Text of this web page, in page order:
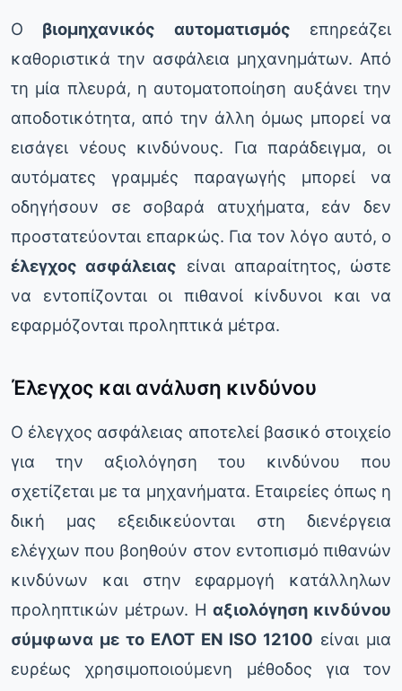
Ο βιομηχανικός αυτοματισμός επηρεάζει
καθοριστικά την ασφάλεια μηχανημάτων. Από
τη μία πλευρά, η αυτοματοποίηση αυξάνει την
αποδοτικότητα, από την άλλη όμως μπορεί να
εισάγει νέους κινδύνους. Για παράδειγμα, οι
αυτόματες γραμμές παραγωγής μπορεί να
οδηγήσουν σε σοβαρά ατυχήματα, εάν δεν
προστατεύονται επαρκώς. Για τον λόγο αυτό, ο
έλεγχος ασφάλειας είναι απαραίτητος, ώστε
να εντοπίζονται οι πιθανοί κίνδυνοι και να
εφαρμόζονται προληπτικά μέτρα.
Έλεγχος και ανάλυση κινδύνου
Ο έλεγχος ασφάλειας αποτελεί βασικό στοιχείο
για την αξιολόγηση του κινδύνου που
σχετίζεται με τα μηχανήματα. Εταιρείες όπως η
δική μας εξειδικεύονται στη διενέργεια
ελέγχων που βοηθούν στον εντοπισμό πιθανών
κινδύνων και στην εφαρμογή κατάλληλων
προληπτικών μέτρων. Ηαξιολόγηση κινδύνου
σύμφωνα με το ΕΛΟΤ EN ISO 12100 είναι μια
ευρέως χρησιμοποιούμενη μέθοδος για τον